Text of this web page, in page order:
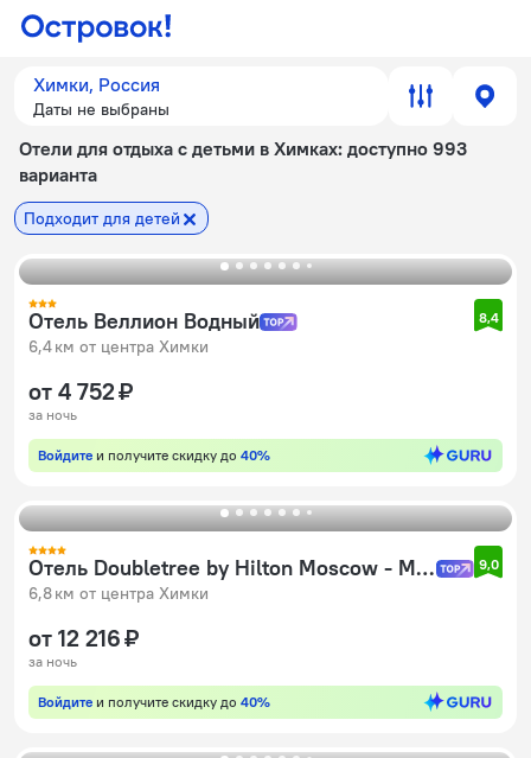
Химки, Россия
Даты не выбраны
Отели для отдыха с детьми в Химках: доступно 993
варианта
Подходит для детей
Отель Веллион Водный
6,4 км от центра Химки
8,4
от 4 752 ₽
за ночь
Войдите и получите скидку до 40%
Отель Doubletree by Hilton Moscow - Marina
6,8 км от центра Химки
9,0
от 12 216 ₽
за ночь
Войдите и получите скидку до 40%